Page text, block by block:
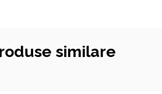
similare